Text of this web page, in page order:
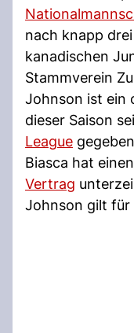
nach knapp
kanadischen
Stammverein
Johnson ist ein
dieser Saison
League
Biasca hat
Vertrag
Johnson gilt für